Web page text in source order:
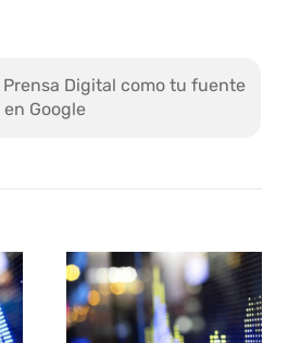
Digital como tu fuente
Google